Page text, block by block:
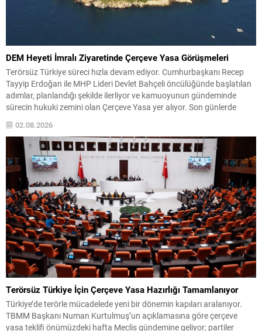
DEM Heyeti İmralı Ziyaretinde Çerçeve Yasa Görüşmeleri
Terörsüz Türkiye süreci hızla devam ediyor. Cumhurbaşkanı Recep
Tayyip Erdoğan ile MHP Lideri Devlet Bahçeli öncülüğünde başlatılan
adımlar, planlandığı şekilde ilerliyor ve kamuoyunun gündeminde
sürecin hukuki zemini olan Çerçeve Yasa yer alıyor. Son günlerde
karşılıklı yapılan açıklamalar yakından izlenirken, süreçle ilgili sıcak bir
gelişme yaşandı: DEM Parti temsilcilerinden oluşan bir...
02.08.2026
Terörsüz Türkiye İçin Çerçeve Yasa Hazırlığı Tamamlanıyor
Türkiye’de terörle mücadelede yeni bir dönemin kapıları aralanıyor.
TBMM Başkanı Numan Kurtulmuş’un açıklamasına göre çerçeve
yasa teklifi önümüzdeki hafta Meclis gündemine geliyor; partiler